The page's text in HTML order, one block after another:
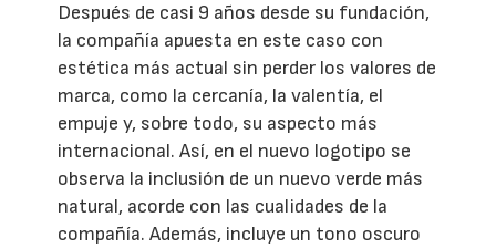
Después de casi 9 años desde su fundación,
la compañía apuesta en este caso con
estética más actual sin perder los valores de
marca, como la cercanía, la valentía, el
empuje y, sobre todo, su aspecto más
internacional. Así, en el nuevo logotipo se
observa la inclusión de un nuevo verde más
natural, acorde con las cualidades de la
compañía. Además, incluye un tono oscuro